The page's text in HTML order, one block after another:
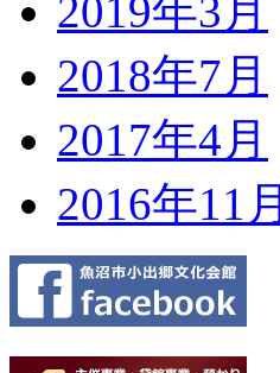
2019年3月
2018年7月
2017年4月
2016年11月